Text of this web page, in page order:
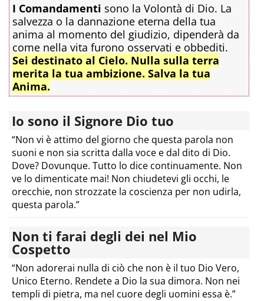
I Comandamenti sono la Volontà di Dio. La
salvezza o la dannazione eterna della tua
anima al momento del giudizio, dipenderà da
come nella vita furono osservati e obbediti.
Sei destinato al Cielo. Nulla sulla terra
merita la tua ambizione. Salva la tua
Anima.
Io sono il Signore Dio tuo
“Non vi è attimo del giorno che questa parola non
suoni e non sia scritta dalla voce e dal dito di Dio.
Dove? Dovunque. Tutto lo dice continuamente. Non
ve lo dimenticate mai! Non chiudetevi gli occhi, le
orecchie, non strozzate la coscienza per non udirla,
questa parola.”
Non ti farai degli dei nel Mio
Cospetto
“Non adorerai nulla di ciò che non è il tuo Dio Vero,
Unico Eterno. Rendete a Dio la sua dimora. Non nei
templi di pietra, ma nel cuore degli uomini essa è.”